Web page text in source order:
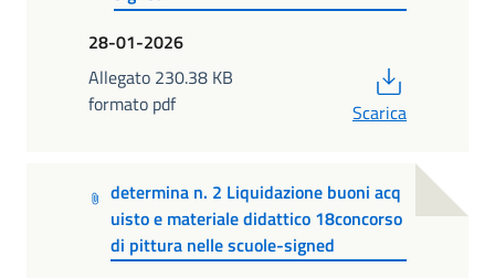
28-01-2026
Allegato 230.38 KB
formato pdf
Scarica
determina n. 2 Liquidazione buoni acq
uisto e materiale didattico 18concorso
di pittura nelle scuole-signed